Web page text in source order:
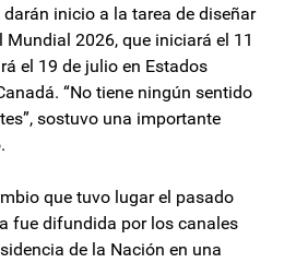
inicio a la tarea de diseñar
Mundial 2026, que iniciará el 11
el 19 de julio en Estados
“No tiene ningún sentido
sostuvo una importante
que tuvo lugar el pasado
fue difundida por los canales
de la Nación en una